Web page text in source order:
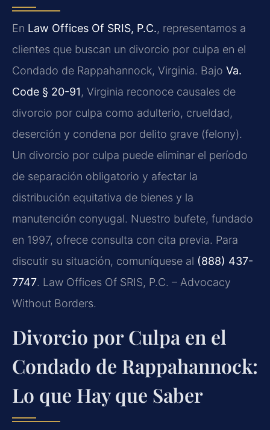
En Law Offices Of SRIS, P.C., representamos a
clientes que buscan un divorcio por culpa en el
Condado de Rappahannock, Virginia. Bajo Va.
Code § 20-91, Virginia reconoce causales de
divorcio por culpa como adulterio, crueldad,
deserción y condena por delito grave (felony).
Un divorcio por culpa puede eliminar el período
de separación obligatorio y afectar la
distribución equitativa de bienes y la
manutención conyugal. Nuestro bufete, fundado
en 1997, ofrece consulta con cita previa. Para
discutir su situación, comuníquese al (888) 437-
7747. Law Offices Of SRIS, P.C. – Advocacy
Without Borders.
Divorcio por Culpa en el
Condado de Rappahannock:
Lo que Hay que Saber